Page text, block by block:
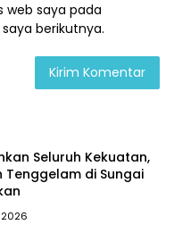
web saya pada
berikutnya.
Seluruh Kekuatan,
Tenggelam di Sungai